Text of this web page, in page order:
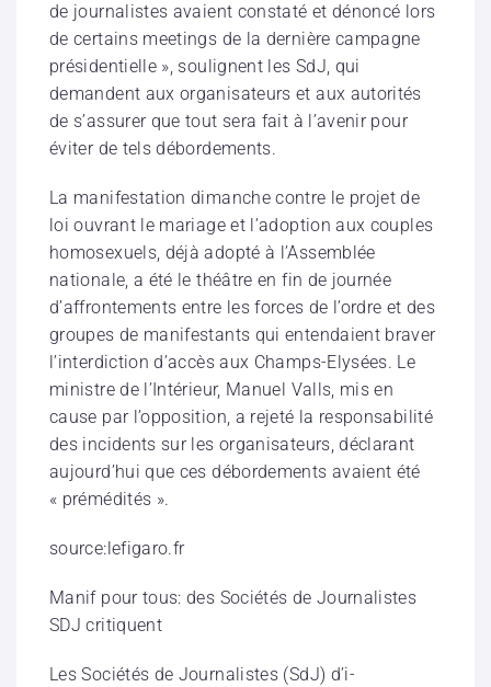
de journalistes avaient constaté et dénoncé lors
de certains meetings de la dernière campagne
présidentielle », soulignent les SdJ, qui
demandent aux organisateurs et aux autorités
de s’assurer que tout sera fait à l’avenir pour
éviter de tels débordements.
La manifestation dimanche contre le projet de
loi ouvrant le mariage et l’adoption aux couples
homosexuels, déjà adopté à l’Assemblée
nationale, a été le théâtre en fin de journée
d’affrontements entre les forces de l’ordre et des
groupes de manifestants qui entendaient braver
l’interdiction d’accès aux Champs-Elysées. Le
ministre de l’Intérieur, Manuel Valls, mis en
cause par l’opposition, a rejeté la responsabilité
des incidents sur les organisateurs, déclarant
aujourd’hui que ces débordements avaient été
« prémédités ».
source:lefigaro.fr
Manif pour tous: des Sociétés de Journalistes
SDJ critiquent
Les Sociétés de Journalistes (SdJ) d’i-